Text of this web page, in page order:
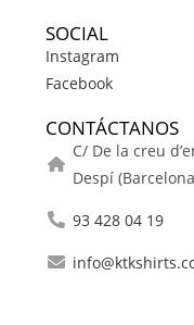
SOCIAL
Instagram
Facebook
CONTÁCTANOS
C/ De la creu
Despí
93 428 04 19